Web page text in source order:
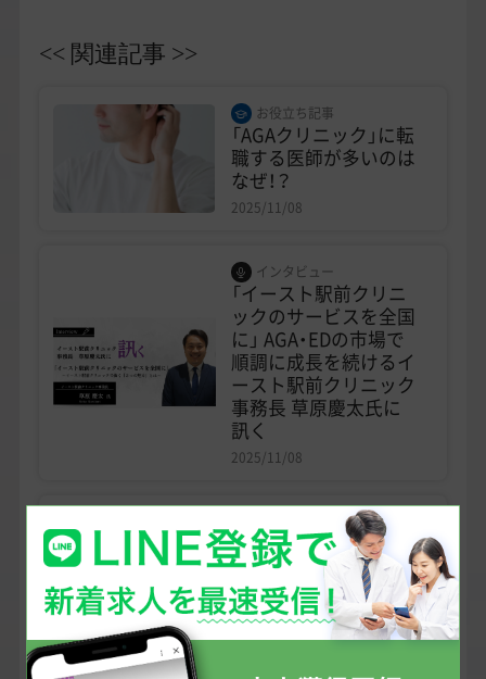
<< 関連記事 >>
お役立ち記事
「AGAクリニック」に転
職する医師が多いのは
なぜ！？
2025/11/08
インタビュー
「イースト駅前クリニ
ックのサービスを全国
に」 AGA・EDの市場で
順調に成長を続けるイ
ースト駅前クリニック
事務長 草原慶太氏に
訊く
2025/11/08
研修医からの転職に不
安があった。今は「恵
まれているな」と思
う。
2025/11/08